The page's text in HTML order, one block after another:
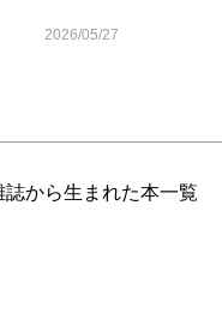
2026/05/27
誌から生まれた本一覧